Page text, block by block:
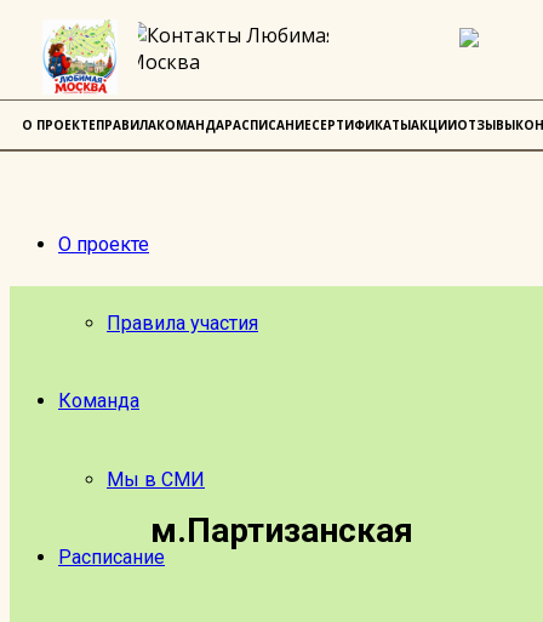
О проекте
Правила участия
Команда
Мы в СМИ
Расписание
м.Партизанская
О ПРОЕКТЕПРАВИЛАКОМАНДАРАСПИСАНИЕСЕРТИФИКАТЫАКЦИИОТЗЫВЫ